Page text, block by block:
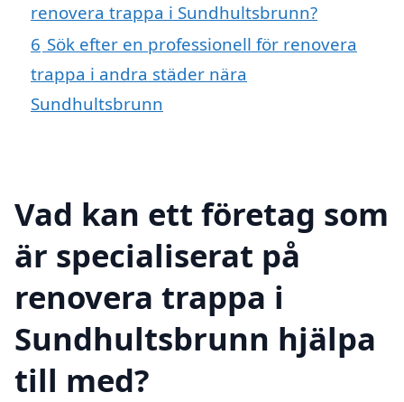
renovera trappa i Sundhultsbrunn?
6 Sök efter en professionell för renovera
trappa i andra städer nära
Sundhultsbrunn
Vad kan ett företag som
är specialiserat på
renovera trappa i
Sundhultsbrunn hjälpa
till med?